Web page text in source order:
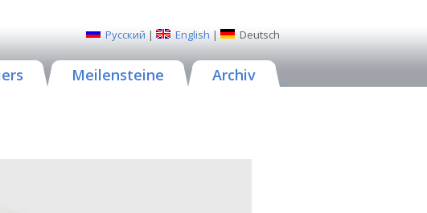
Русский | English | Deutsch
Meilensteine Archiv